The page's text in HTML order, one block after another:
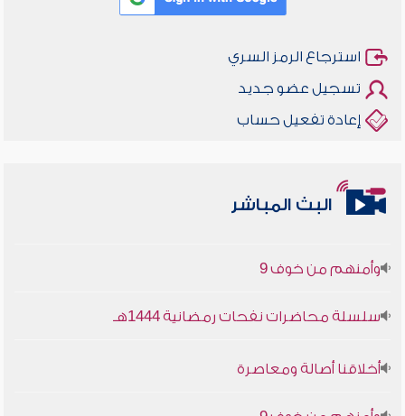
استرجاع الرمز السري
تسجيل عضو جديد
إعادة تفعيل حساب
البث المباشر
أخلاقنا أصالة ومعاصرة